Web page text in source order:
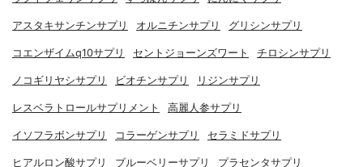
アスタキサンチンサプリ オルニチンサプリ グリシンサプリ
コエンザイムq10サプリ セントジョーンズワート チロシンサプリ
ノコギリヤシサプリ ビオチンサプリ リジンサプリ
レスベラトロールサプリメント 高麗人参サプリ
イソフラボンサプリ コラーゲンサプリ セラミドサプリ
ヒアルロン酸サプリ ブルーベリーサプリ プラセンタサプリ